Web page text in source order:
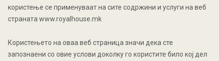
користење се применуваат на сите содржини и услуги на веб
странатa www.royalhouse.mk
Користењето на оваа веб страница значи дека сте
запознаени со овие услови доколку го користите било кој дел